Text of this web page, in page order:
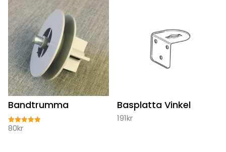
Bandtrumma
Betygsatt
80kr
Basplatta Vinkel
191kr